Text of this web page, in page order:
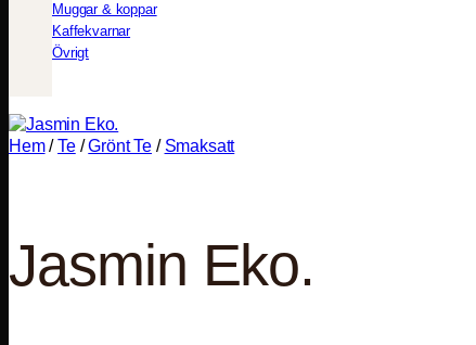
Muggar & koppar
Kaffekvarnar
Övrigt
Hem / Te / Grönt Te / Smaksatt
Jasmin Eko.